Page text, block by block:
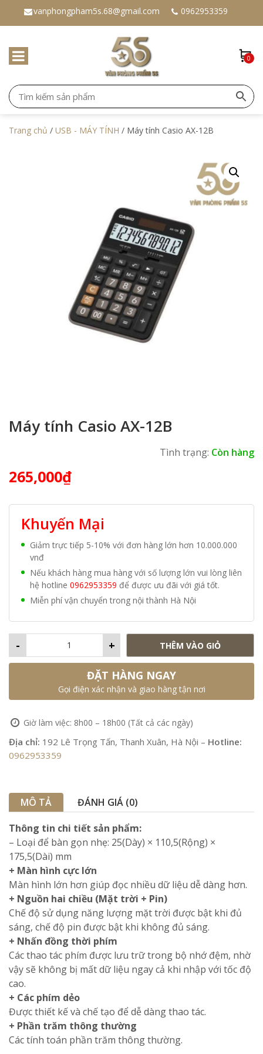
vanphongpham5s.68@gmail.com 0962953359
0
Trang chủ / USB - MÁY TÍNH / Máy tính Casio AX-12B
Máy tính Casio AX-12B
Tình trạng: Còn hàng
265,000₫
Khuyến Mại
Giảm trực tiếp 5-10% với đơn hàng lớn hơn 10.000.000
vnđ
Nếu khách hàng mua hàng với số lượng lớn vui lòng liên
hệ hotline 0962953359 để được ưu đãi với giá tốt.
Miễn phí vận chuyển trong nội thành Hà Nội
+
- THÊM VÀO GIỎ
ĐẶT HÀNG NGAY
Gọi điện xác nhận và giao hàng tận nơi
Giờ làm việc: 8h00 – 18h00 (Tất cả các ngày)
Địa chỉ: 192 Lê Trọng Tấn, Thanh Xuân, Hà Nội – Hotline:
0962953359
MÔ TẢ
ĐÁNH GIÁ (0)
Thông tin chi tiết sản phẩm:
– Loại để bàn gọn nhẹ: 25(Dày) × 110,5(Rộng) ×
175,5(Dài) mm
+ Màn hình cực lớn
Màn hình lớn hơn giúp đọc nhiều dữ liệu dễ dàng hơn.
+ Nguồn hai chiều (Mặt trời + Pin)
Chế độ sử dụng năng lượng mặt trời được bật khi đủ
sáng, chế độ pin được bật khi không đủ sáng.
+ Nhấn đồng thời phím
Các thao tác phím được lưu trữ trong bộ nhớ đệm, nhờ
vậy sẽ không bị mất dữ liệu ngay cả khi nhập với tốc độ
cao.
+ Các phím dẻo
Được thiết kế và chế tạo để dễ dàng thao tác.
+ Phần trăm thông thường
Các tính toán phần trăm thông thường.